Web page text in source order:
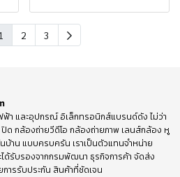
2 3
ฟ้า และอุปกรณ์ อิเล็กทรอนิกส์แบรนด์ดัง ไม่ว่า
ด กล้องถ่ายวีดีโอ กล้องถ่ายภาพ เลนส์กล้อง หู
นบ้าน แบบครบครัน เราเป็นตัวแทนจำหน่าย
ด้รับรองจากกรมพัฒนา ธุรกิจการค้า จัดส่ง
การรับประกัน สินค้าที่ชัดเจน